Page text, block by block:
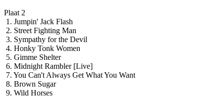
Plaat 2
1. Jumpin' Jack Flash
2. Street Fighting Man
3. Sympathy for the Devil
4. Honky Tonk Women
5. Gimme Shelter
6. Midnight Rambler [Live]
7. You Can't Always Get What You Want
8. Brown Sugar
9. Wild Horses